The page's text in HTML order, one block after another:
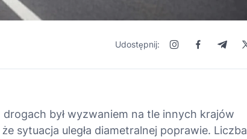
Udostępnij:
był wyzwaniem na tle innych krajów
sytuacja uległa diametralnej poprawie. Liczba